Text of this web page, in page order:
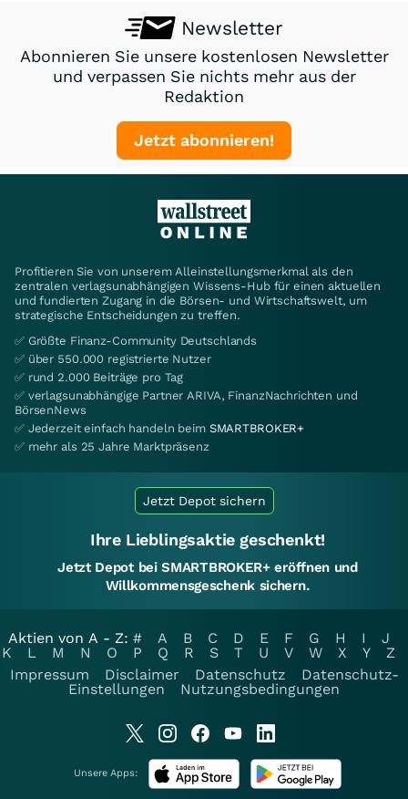
Newsletter
Abonnieren Sie unsere kostenlosen Newsletter
und verpassen Sie nichts mehr aus der
Redaktion
Jetzt abonnieren!
Profitieren Sie von unserem Alleinstellungsmerkmal als den
zentralen verlagsunabhängigen Wissens-Hub für einen aktuellen
und fundierten Zugang in die Börsen- und Wirtschaftswelt, um
strategische Entscheidungen zu treffen.
✅ Größte Finanz-Community Deutschlands
✅ über 550.000 registrierte Nutzer
✅ rund 2.000 Beiträge pro Tag
✅ verlagsunabhängige Partner ARIVA, FinanzNachrichten und
BörsenNews
✅ Jederzeit einfach handeln beim SMARTBROKER+
✅ mehr als 25 Jahre Marktpräsenz
Jetzt Depot sichern
Ihre Lieblingsaktie geschenkt!
Jetzt Depot bei SMARTBROKER+ eröffnen und
Willkommensgeschenk sichern.
Aktien von A - Z: # A B C D E F G H I
J
K
L M N O P Q R S T U V W X Y
Z
Impressum
Disclaimer Datenschutz
Datenschutz-
Einstellungen
Nutzungsbedingungen
Unsere Apps: